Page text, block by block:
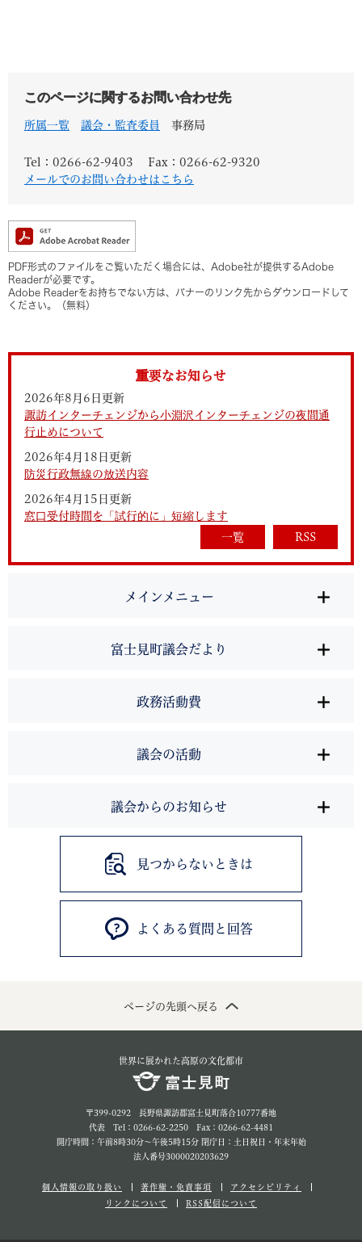
このページに関するお問い合わせ先
所属一覧 議会・監査委員 事務局
Tel：0266-62-9403
Fax：0266-62-9320
メールでのお問い合わせはこちら
PDF形式のファイルをご覧いただく場合には、Adobe社が提供するAdobe
Readerが必要です。
Adobe Readerをお持ちでない方は、バナーのリンク先からダウンロードして
ください。（無料）
重要なお知らせ
2026年8月6日更新
諏訪インターチェンジから小淵沢インターチェンジの夜間通
行止めについて
2026年4月18日更新
防災行政無線の放送内容
2026年4月15日更新
窓口受付時間を「試行的に」短縮します
一覧
RSS
メインメニュー
富士見町議会だより
政務活動費
議会の活動
議会からのお知らせ
見つからないときは
よくある質問と回答
ページの先頭へ戻る
世界に展かれた高原の文化都市
〒399-0292 長野県諏訪郡富士見町落合10777番地
代表 Tel：0266-62-2250 Fax：0266-62-4481
開庁時間：午前8時30分～午後5時15分 閉庁日：土日祝日・年末年始
法人番号3000020203629
個人情報の取り扱い 著作権・免責事項
アクセシビリティ
リンクについて
RSS配信について